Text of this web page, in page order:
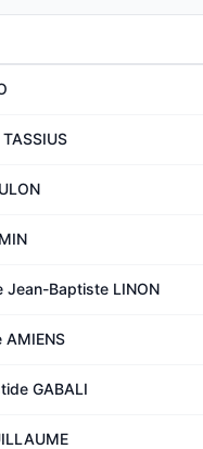
Jean-Baptiste LINON
AMIENS
GABALI